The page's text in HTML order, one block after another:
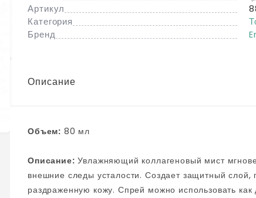
0
Артикул
Категория
Бренд
Описание
Объем: 80 мл
Описание: Увлажняющий коллагеновый мист мгновенно увлажняет и освежает кожу лица, устраняя
внешние следы усталости. Создает защитный слой,
раздраженную кожу. Спрей можно использовать как до нанесения макияжа, так и после его